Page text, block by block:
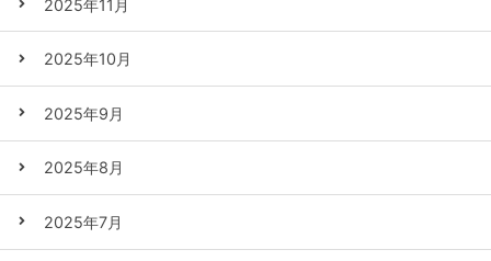
2025年11月
2025年10月
2025年9月
2025年8月
2025年7月